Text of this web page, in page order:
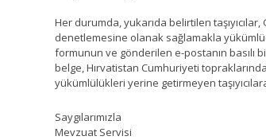
Her durumda, yukarıda belirtilen
denetlemesine olanak sağlamakla
formunun ve gönderilen e-postanın basılı
belge, Hırvatistan Cumhuriyeti
yükümlülükleri yerine getirmeyen
Saygılarımızla
Mevzuat Servisi